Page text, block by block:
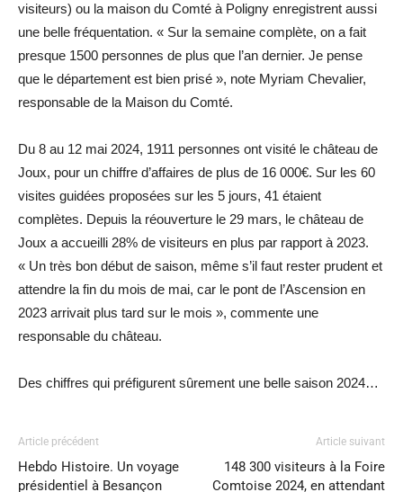
visiteurs) ou la maison du Comté à Poligny enregistrent aussi
une belle fréquentation. « Sur la semaine complète, on a fait
presque 1500 personnes de plus que l’an dernier. Je pense
que le département est bien prisé », note Myriam Chevalier,
responsable de la Maison du Comté.
Du 8 au 12 mai 2024, 1911 personnes ont visité le château de
Joux, pour un chiffre d’affaires de plus de 16 000€. Sur les 60
visites guidées proposées sur les 5 jours, 41 étaient
complètes. Depuis la réouverture le 29 mars, le château de
Joux a accueilli 28% de visiteurs en plus par rapport à 2023.
« Un très bon début de saison, même s’il faut rester prudent et
attendre la fin du mois de mai, car le pont de l’Ascension en
2023 arrivait plus tard sur le mois », commente une
responsable du château.
Des chiffres qui préfigurent sûrement une belle saison 2024…
Article précédent
Hebdo Histoire. Un voyage
présidentiel à Besançon
Article suivant
148 300 visiteurs à la Foire
Comtoise 2024, en attendant